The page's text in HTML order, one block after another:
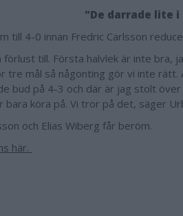
"De darrade lite
till 4-0 innan Fredric Carlsson
förlust till. Första halvlek är inte bra,
tre mål så någonting gör vi inte
bud på 4-3 och där är jag stolt
bara köra på. Vi tror på det, säger
och Elias Wiberg får beröm.
här.